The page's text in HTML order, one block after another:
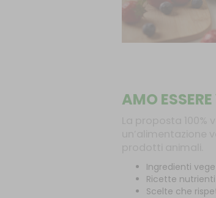
AMO
Ingredienti
Ricette
Scelte che